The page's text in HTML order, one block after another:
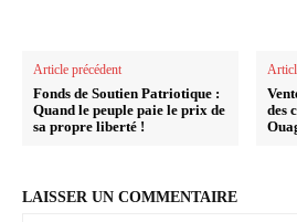
Article précédent
Fonds de Soutien Patriotique :
Quand le peuple paie le prix de
sa propre liberté !
des
LAISSER UN COMMENTAIRE